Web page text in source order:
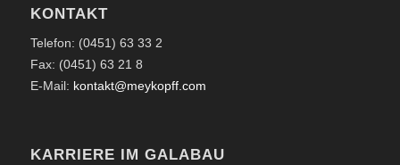
KONTAKT
Telefon: (0451) 63 33 2
Fax: (0451) 63 21 8
E-Mail: kontakt@meykopff.com
KARRIERE IM GALABAU